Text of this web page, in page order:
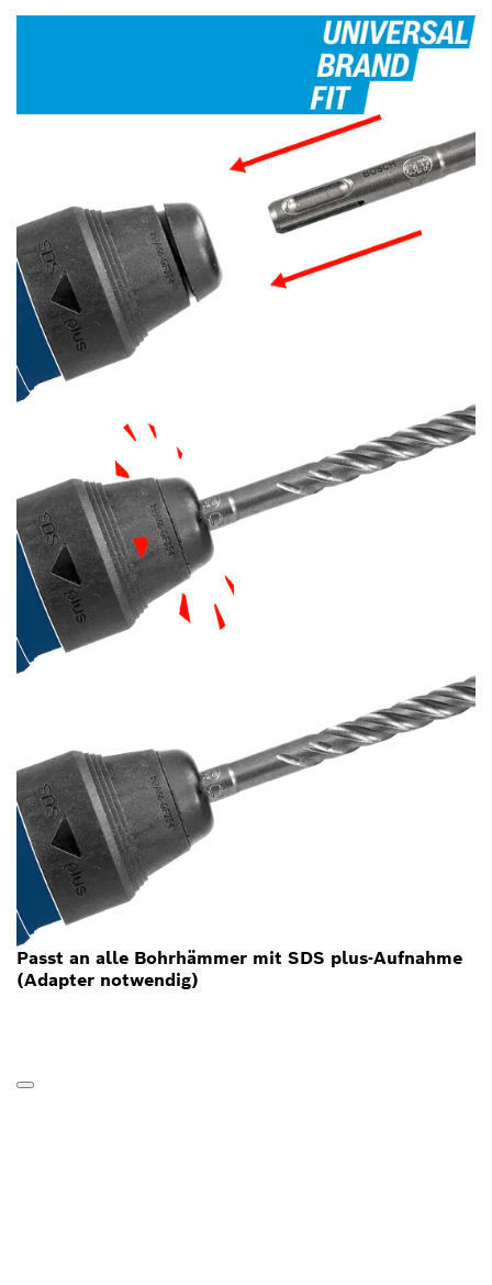
Passt an alle Bohrhämmer mit SDS plus-Aufnahme
(Adapter notwendig)